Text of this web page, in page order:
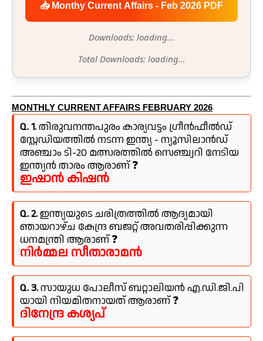
📥 Monthy Current Affairs - Feb 2026 PDF
Downloads: loading...
Total Downloads: loading...
MONTHLY CURRENT AFFAIRS FEBRUARY 2026
Q. 1.തിരുവനന്തപുരം കാര്യവട്ടം ഗ്രീൻഫീൽഡ്
സ്റ്റേഡിയത്തിൽ നടന്ന ഇന്ത്യ - ന്യൂസിലാൻഡ്
അഞ്ചാം ടി-20 മത്സരത്തിൽ സെഞ്ച്വറി നേടിയ
ഇന്ത്യൻ താരം ആരാണ് ❓
ഇഷാൻ കിഷൻ
Q. 2.ഇന്ത്യയുടെ ചരിത്രത്തിൽ ആദ്യമായി
ഞായറാഴ്ച കേന്ദ്ര ബജറ്റ് അവതരിപ്പിക്കുന്ന
ധനമന്ത്രി ആരാണ് ❓
നിർമ്മല സീതാരാമൻ
Q. 3.സായുധ പോലീസ് ബറ്റാലിയൻ എ.ഡി.ജി.പി
യായി നിയമിതനായത് ആരാണ് ❓
ദിനേന്ദ്ര കശ്യപ്